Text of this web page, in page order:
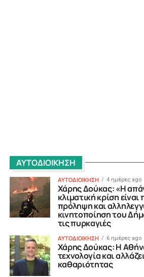
ΑΥΤΟΔΙΟΙΚΗΣΗ
ΑΥΤΟΔΙΟΙΚΗΣΗ 4 ημέρες ago
Χάρης Δούκας: «Η
κλιματική κρίση
πρόληψη και
κινητοποίηση του
τις πυρκαγιές
ΑΥΤΟΔΙΟΙΚΗΣΗ 6 ημέρες ago
Χάρης Δούκας: Η
τεχνολογία και
καθαριότητας